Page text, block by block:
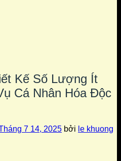
Kế Số Lượng Ít
Cá Nhân Hóa Độc
7 14, 2025 bởi le khuong